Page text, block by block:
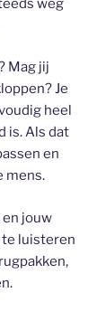
weg
Mag jij
Je
heel
is. Als dat
en
mens.
jouw
te luisteren